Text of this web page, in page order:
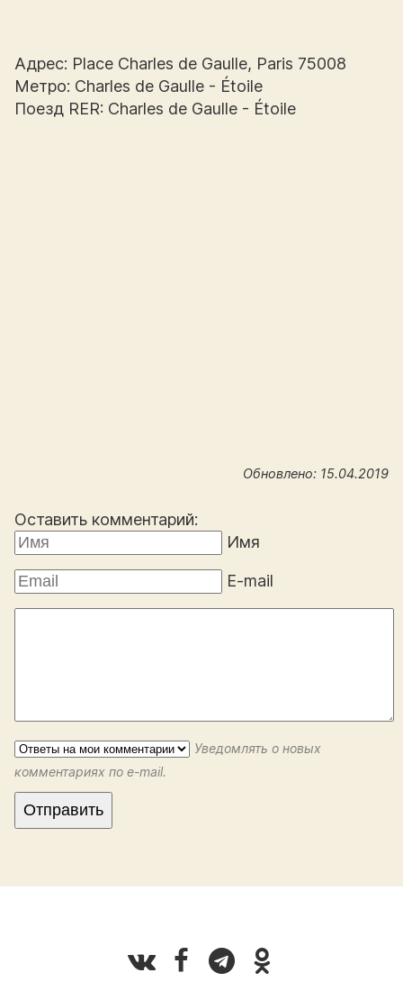
Адрес: Place Charles de Gaulle, Paris 75008
Метро: Charles de Gaulle - Étoile
Поезд RER: Charles de Gaulle - Étoile
Обновлено: 15.04.2019
Оставить комментарий:
Имя
E-mail
Уведомлять о новых
комментариях по e-mail.